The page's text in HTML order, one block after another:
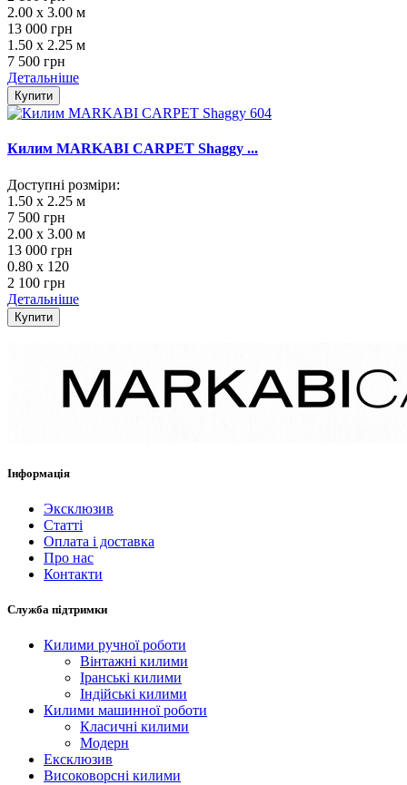
2.00 x 3.00 м
13 000 грн
1.50 x 2.25 м
7 500 грн
Детальніше
Купити
Килим MARKABI CARPET Shaggy ...
Доступні розміри:
1.50 x 2.25 м
7 500 грн
2.00 x 3.00 м
13 000 грн
0.80 x 120
2 100 грн
Детальніше
Купити
Інформація
Эксклюзив
Статті
Оплата і доставка
Про нас
Контакти
Служба підтримки
Килими ручної роботи
Вінтажні килими
Іранські килими
Індійські килими
Килими машинної роботи
Класичні килими
Модерн
Ексклюзив
Високоворсні килими